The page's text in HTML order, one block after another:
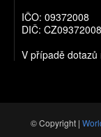
IČO: 09372008
DIČ: CZ09372008
V případě
© Copyright |